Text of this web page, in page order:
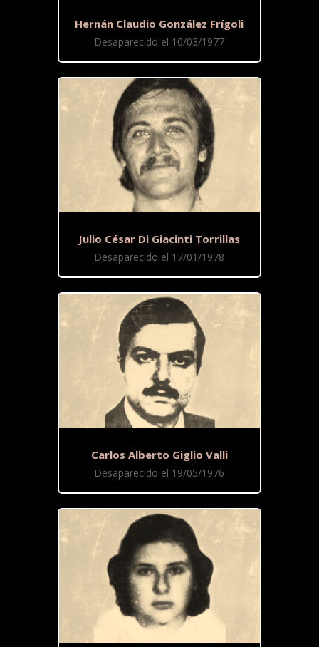
Hernán Claudio González Frígoli
Desaparecido el 10/03/1977
Julio César Di Giacinti Torrillas
Desaparecido el 17/01/1978
Carlos Alberto Giglio Valli
Desaparecido el 19/05/1976